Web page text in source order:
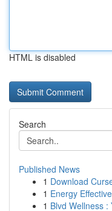
HTML is disabled
Search
Published News
1 Download
1 Energy
1 Blvd Wellness